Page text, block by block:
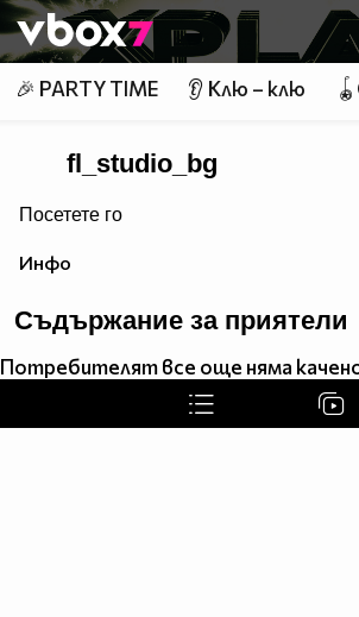
Member of
👾
🎉 PARTY TIME 👂 Клю – клю
fl_studio_bg
Посетете го
Инфо
Съдържание за приятели
Потребителят все още няма